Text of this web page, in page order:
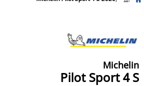
Michelin
Pilot Sport 4 S